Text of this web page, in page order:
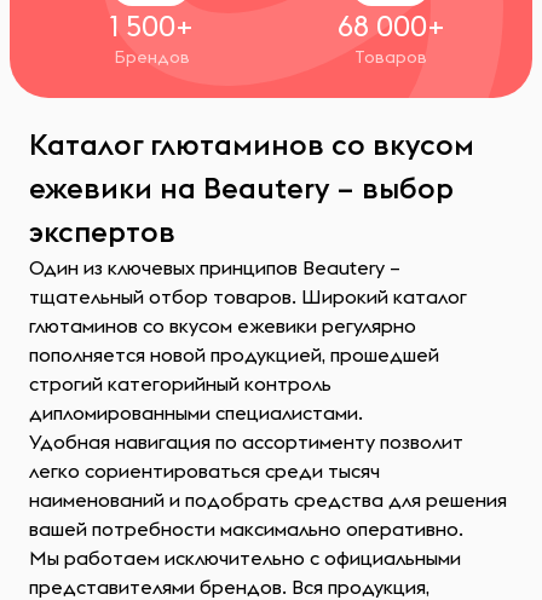
1 500+
Брендов
68 000+
Товаров
Каталог глютаминов со вкусом
ежевики на Beautery – выбор
экспертов
Один из ключевых принципов Beautery –
тщательный отбор товаров. Широкий каталог
глютаминов со вкусом ежевики регулярно
пополняется новой продукцией, прошедшей
строгий категорийный контроль
дипломированными специалистами.
Удобная навигация по ассортименту позволит
легко сориентироваться среди тысяч
наименований и подобрать средства для решения
вашей потребности максимально оперативно.
Мы работаем исключительно с официальными
представителями брендов. Вся продукция,